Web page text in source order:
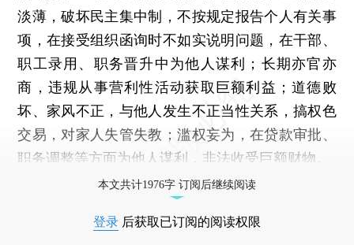
淡薄，破坏民主集中制，不按规定报告个人有关事
项，在接受组织函询时不如实说明问题，在干部、
职工录用、职务晋升中为他人谋利；长期亦官亦
商，违规从事营利性活动获取巨额利益；道德败
坏、家风不正，与他人发生不正当性关系，搞权色
交易，对家人失管失教；滥权妄为，在贷款审批、
职务调整等方面为他人谋利，非法收受巨额财物。
本文共计1976字 订阅后继续阅读
登录 后获取已订阅的阅读权限